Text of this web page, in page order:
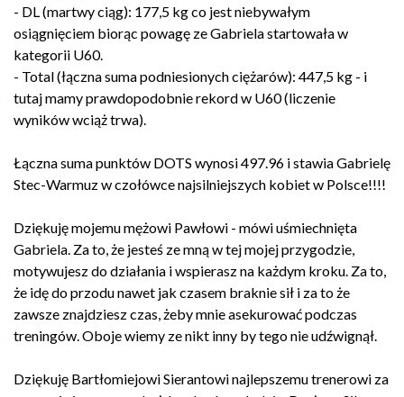
- DL (martwy ciąg): 177,5 kg co jest niebywałym
osiągnięciem biorąc powagę ze Gabriela startowała w
kategorii U60.
- Total (łączna suma podniesionych ciężarów): 447,5 kg - i
tutaj mamy prawdopodobnie rekord w U60 (liczenie
wyników wciąż trwa).
Łączna suma punktów DOTS wynosi 497.96 i stawia Gabrielę
Stec-Warmuz w czołówce najsilniejszych kobiet w Polsce!!!!
Dziękuję mojemu mężowi Pawłowi - mówi uśmiechnięta
Gabriela. Za to, że jesteś ze mną w tej mojej przygodzie,
motywujesz do działania i wspierasz na każdym kroku. Za to,
że idę do przodu nawet jak czasem braknie sił i za to że
zawsze znajdziesz czas, żeby mnie asekurować podczas
treningów. Oboje wiemy ze nikt inny by tego nie udźwignął.
Dziękuję Bartłomiejowi Sierantowi najlepszemu trenerowi za